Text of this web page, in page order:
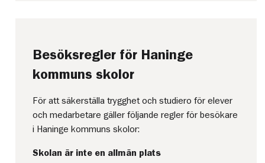
Besöksregler för Haninge
kommuns skolor
För att säkerställa trygghet och studiero för elever
och medarbetare gäller följande regler för besökare
i Haninge kommuns skolor:
Skolan är inte en allmän plats